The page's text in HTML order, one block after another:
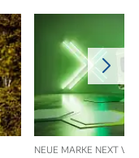
NEUE MARKE NEXT